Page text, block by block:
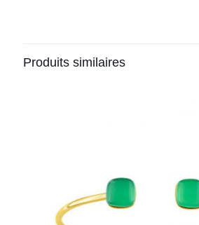
Produits similaires